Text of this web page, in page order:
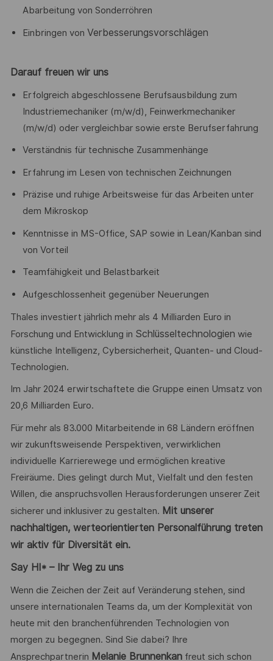
Abarbeitung von Sonderröhren
Einbringen von Verbesserungsvorschlägen
Darauf freuen wir uns
Erfolgreich abgeschlossene Berufsausbildung zum
Industriemechaniker (m/w/d), Feinwerkmechaniker
(m/w/d) oder vergleichbar sowie erste Berufserfahrung
Verständnis für technische Zusammenhänge
Erfahrung im Lesen von technischen Zeichnungen
Präzise und ruhige Arbeitsweise für das Arbeiten unter
dem Mikroskop
Kenntnisse in MS-Office, SAP sowie in Lean/Kanban sind
von Vorteil
Teamfähigkeit und Belastbarkeit
Aufgeschlossenheit gegenüber Neuerungen
Thales investiert jährlich mehr als 4 Milliarden Euro in
Forschung und Entwicklung in Schlüsseltechnologien wie
künstliche Intelligenz, Cybersicherheit, Quanten- und Cloud-
Technologien.
Im Jahr 2024 erwirtschaftete die Gruppe einen Umsatz von
20,6 Milliarden Euro.
Für mehr als 83.000 Mitarbeitende in 68 Ländern eröffnen
wir zukunftsweisende Perspektiven, verwirklichen
individuelle Karrierewege und ermöglichen kreative
Freiräume. Dies gelingt durch Mut, Vielfalt und den festen
Willen, die anspruchsvollen Herausforderungen unserer Zeit
sicherer und inklusiver zu gestalten. Mit unserer
nachhaltigen, werteorientierten Personalführung treten
wir aktiv für Diversität ein.
Say HI* – Ihr Weg zu uns
Wenn die Zeichen der Zeit auf Veränderung stehen, sind
unsere internationalen Teams da, um der Komplexität von
heute mit den branchenführenden Technologien von
morgen zu begegnen. Sind Sie dabei? Ihre
Ansprechpartnerin Melanie Brunnenkanfreut sich schon